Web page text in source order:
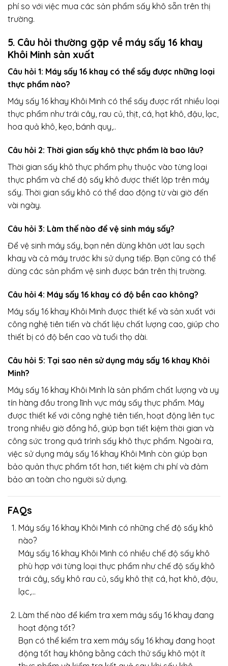
phí so với việc mua các sản phẩm sấy khô sẵn trên thị
trường.
5. Câu hỏi thường gặp về máy sấy 16 khay
Khôi Minh sản xuất
Câu hỏi 1: Máy sấy 16 khay có thể sấy được những loại
thực phẩm nào?
Máy sấy 16 khay Khôi Minh có thể sấy được rất nhiều loại
thực phẩm như trái cây, rau củ, thịt, cá, hạt khô, đậu, lạc,
hoa quả khô, kẹo, bánh quy,..
Câu hỏi 2: Thời gian sấy khô thực phẩm là bao lâu?
Thời gian sấy khô thực phẩm phụ thuộc vào từng loại
thực phẩm và chế độ sấy khô được thiết lập trên máy
sấy. Thời gian sấy khô có thể dao động từ vài giờ đến
vài ngày.
Câu hỏi 3: Làm thế nào để vệ sinh máy sấy?
Để vệ sinh máy sấy, bạn nên dùng khăn ướt lau sạch
khay và cả máy trước khi sử dụng tiếp. Bạn cũng có thể
dùng các sản phẩm vệ sinh được bán trên thị trường.
Câu hỏi 4: Máy sấy 16 khay có độ bền cao không?
Máy sấy 16 khay Khôi Minh được thiết kế và sản xuất với
công nghệ tiên tiến và chất liệu chất lượng cao, giúp cho
thiết bị có độ bền cao và tuổi thọ dài.
Câu hỏi 5: Tại sao nên sử dụng máy sấy 16 khay Khôi
Minh?
Máy sấy 16 khay Khôi Minh là sản phẩm chất lượng và uy
tín hàng đầu trong lĩnh vực máy sấy thực phẩm. Máy
được thiết kế với công nghệ tiên tiến, hoạt động liên tục
trong nhiều giờ đồng hồ, giúp bạn tiết kiệm thời gian và
công sức trong quá trình sấy khô thực phẩm. Ngoài ra,
việc sử dụng máy sấy 16 khay Khôi Minh còn giúp bạn
bảo quản thực phẩm tốt hơn, tiết kiệm chi phí và đảm
bảo an toàn cho người sử dụng.
FAQs
Máy sấy 16 khay Khôi Minh có những chế độ sấy khô
nào?
Máy sấy 16 khay Khôi Minh có nhiều chế độ sấy khô
phù hợp với từng loại thực phẩm như chế độ sấy khô
trái cây, sấy khô rau củ, sấy khô thịt cá, hạt khô, đậu,
lạc,…
Làm thế nào để kiểm tra xem máy sấy 16 khay đang
hoạt động tốt?
Bạn có thể kiểm tra xem máy sấy 16 khay đang hoạt
động tốt hay không bằng cách thử sấy khô một ít